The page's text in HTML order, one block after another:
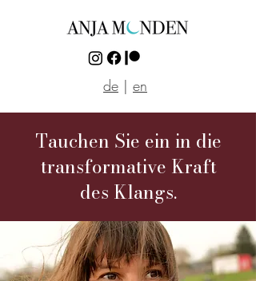
de | en
Tauchen Sie ein in die
transformative Kraft
des Klangs.